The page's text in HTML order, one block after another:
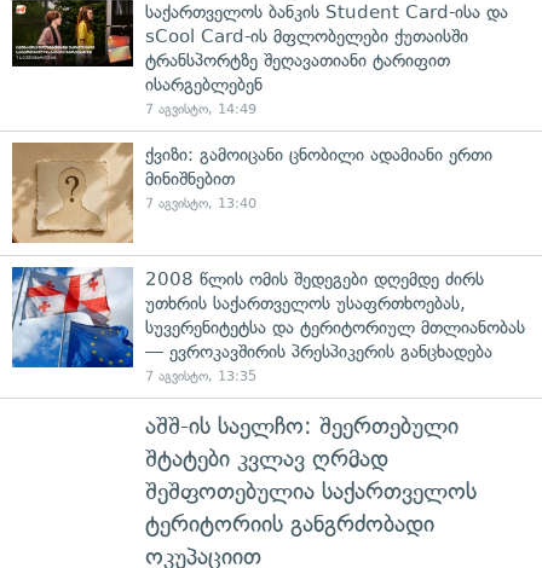
საქართველოს ბანკის Student Card-ისა და
sCool Card-ის მფლობელები ქუთაისში
ტრანსპორტზე შეღავათიანი ტარიფით
ისარგებლებენ
7 აგვისტო, 14:49
ქვიზი: გამოიცანი ცნობილი ადამიანი ერთი
მინიშნებით
7 აგვისტო, 13:40
2008 წლის ომის შედეგები დღემდე ძირს
უთხრის საქართველოს უსაფრთხოებას,
სუვერენიტეტსა და ტერიტორიულ მთლიანობას
— ევროკავშირის პრესპიკერის განცხადება
7 აგვისტო, 13:35
აშშ-ის საელჩო: შეერთებული
შტატები კვლავ ღრმად
შეშფოთებულია საქართველოს
ტერიტორიის განგრძობადი
ოკუპაციით